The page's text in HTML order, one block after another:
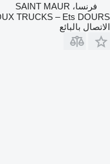
فرنسا، SAINT MAUR
TRUCKS – Ets DOURS
الاتصال بالبائع